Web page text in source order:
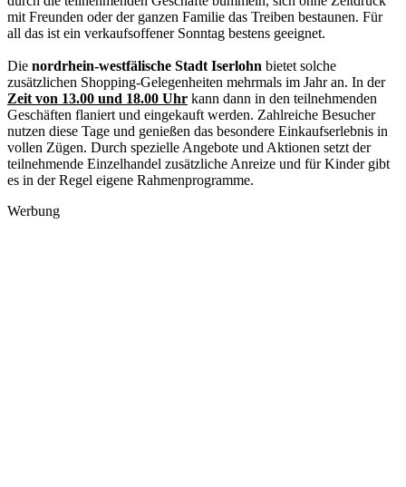
mit Freunden oder der ganzen Familie das Treiben bestaunen. Für
all das ist ein verkaufsoffener Sonntag bestens geeignet.
Die nordrhein-westfälische Stadt Iserlohn bietet solche
zusätzlichen Shopping-Gelegenheiten mehrmals im Jahr an. In der
Zeit von 13.00 und 18.00 Uhr kann dann in den teilnehmenden
Geschäften flaniert und eingekauft werden. Zahlreiche Besucher
nutzen diese Tage und genießen das besondere Einkaufserlebnis in
vollen Zügen. Durch spezielle Angebote und Aktionen setzt der
teilnehmende Einzelhandel zusätzliche Anreize und für Kinder gibt
es in der Regel eigene Rahmenprogramme.
Werbung